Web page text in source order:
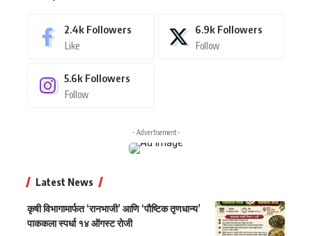
2.4k Followers
Like
6.9k Followers
Follow
5.6k Followers
Follow
- Advertisement -
Latest News
कृषी विभागामार्फत ‘रानभाजी’ आणि ‘पौष्टिक तृणधान्य’
पाककला स्पर्धा १४ ऑगस्ट रोजी